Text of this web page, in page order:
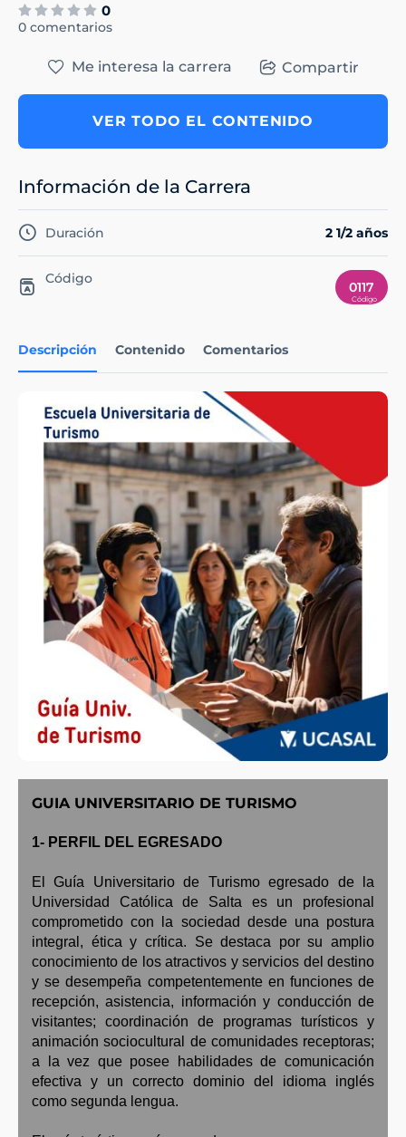
0
0 comentarios
Descripción Contenido Comentarios
GUIA UNIVERSITARIO DE TURISMO
1- PERFIL DEL EGRESADO
El Guía Universitario de Turismo egresado de la
Universidad Católica de Salta es un profesional
comprometido con la sociedad desde una postura
integral, ética y crítica. Se destaca por su amplio
conocimiento de los atractivos y servicios del destino
y se desempeña competentemente en funciones de
recepción, asistencia, información y conducción de
visitantes; coordinación de programas turísticos y
animación sociocultural de comunidades receptoras;
a la vez que posee habilidades de comunicación
efectiva y un correcto dominio del idioma inglés
como segunda lengua.
Me interesa la carrera Compartir
VER TODO EL CONTENIDO
Información de la Carrera
Duración 2 1/2 años
Código
0117